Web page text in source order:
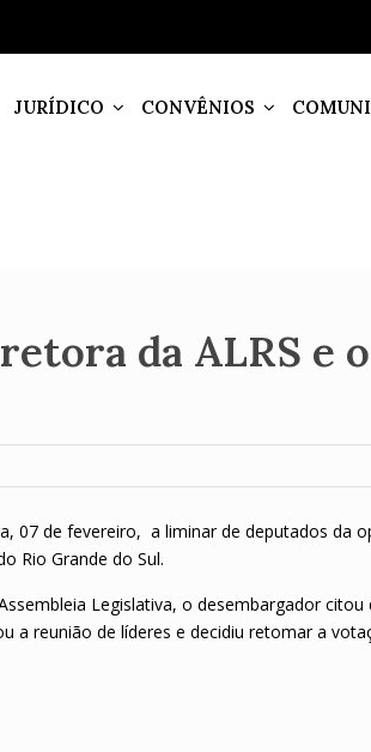
JURÍDICO CONVÊNIOS
da ALRS e
07 de fevereiro, a liminar de deputados da
Rio Grande do Sul.
Legislativa, o desembargador citou
a reunião de líderes e decidiu retomar a